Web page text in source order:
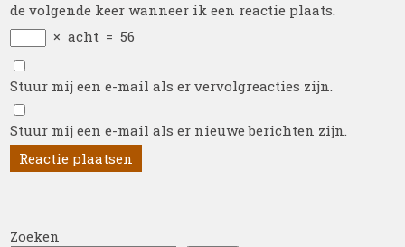
de volgende keer wanneer ik een reactie plaats.
× acht = 56
Stuur mij een e-mail als er vervolgreacties zijn.
Stuur mij een e-mail als er nieuwe berichten zijn.
Zoeken